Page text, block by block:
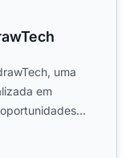
uma
em